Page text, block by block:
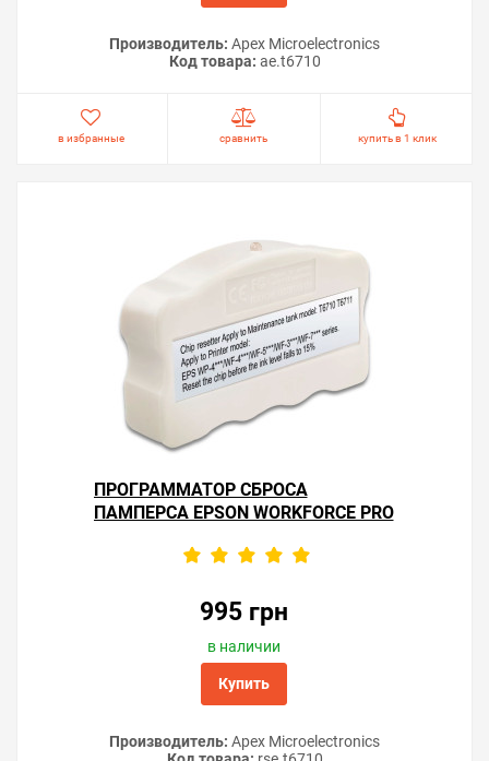
Производитель: Apex Microelectronics
Код товара: ae.t6710
в избранные сравнить купить в 1 клик
ПРОГРАММАТОР СБРОСА
ПАМПЕРСА EPSON WORKFORCE PRO
995 грн
в наличии
Купить
Производитель: Apex Microelectronics